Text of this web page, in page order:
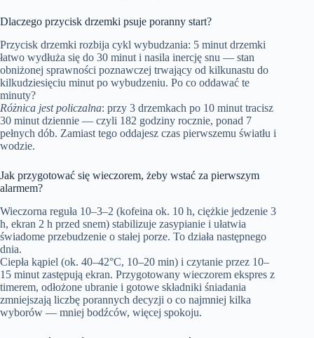
Dlaczego przycisk drzemki psuje poranny start?
Przycisk drzemki rozbija cykl wybudzania: 5 minut drzemki
łatwo wydłuża się do 30 minut i nasila inercję snu — stan
obniżonej sprawności poznawczej trwający od kilkunastu do
kilkudziesięciu minut po wybudzeniu. Po co oddawać te
minuty?
Różnica jest policzalna: przy 3 drzemkach po 10 minut tracisz
30 minut dziennie — czyli 182 godziny rocznie, ponad 7
pełnych dób. Zamiast tego oddajesz czas pierwszemu światłu i
wodzie.
Jak przygotować się wieczorem, żeby wstać za pierwszym
alarmem?
Wieczorna reguła 10–3–2 (kofeina ok. 10 h, ciężkie jedzenie 3
h, ekran 2 h przed snem) stabilizuje zasypianie i ułatwia
świadome przebudzenie o stałej porze. To działa następnego
dnia.
Ciepła kąpiel (ok. 40–42°C, 10–20 min) i czytanie przez 10–
15 minut zastępują ekran. Przygotowany wieczorem ekspres z
timerem, odłożone ubranie i gotowe składniki śniadania
zmniejszają liczbę porannych decyzji o co najmniej kilka
wyborów — mniej bodźców, więcej spokoju.